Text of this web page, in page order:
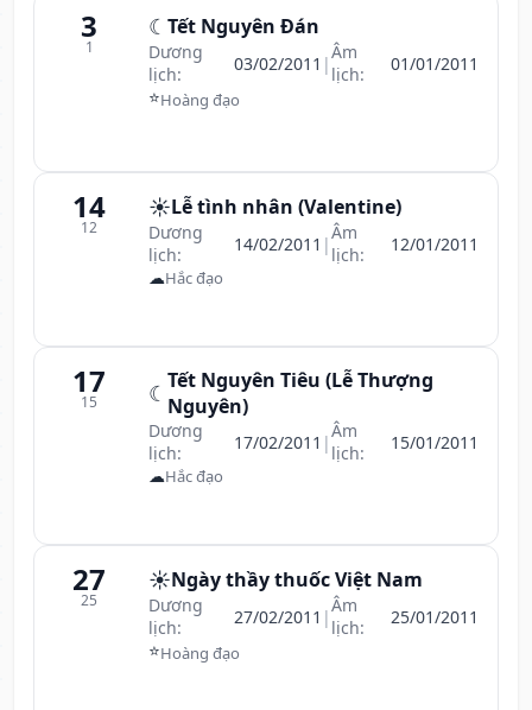
3
1
☾ Tết Nguyên Đán
Dương
lịch:
03/02/2011 |Âm
lịch:
01/01/2011
⭐Hoàng đạo
14
12
☀️Lễ tình nhân (Valentine)
Dương
lịch:
14/02/2011 |Âm
lịch:
12/01/2011
☁Hắc đạo
17
15 ☾ Tết Nguyên Tiêu (Lễ Thượng
Nguyên)
Dương
lịch:
17/02/2011 |Âm
lịch:
15/01/2011
☁Hắc đạo
27
25
☀️Ngày thầy thuốc Việt Nam
Dương
lịch:
27/02/2011 |Âm
lịch:
25/01/2011
⭐Hoàng đạo